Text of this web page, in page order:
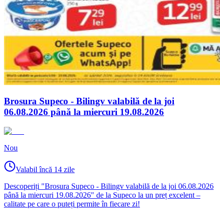
Brosura Supeco - Bilingv valabilă de la joi
06.08.2026 până la miercuri 19.08.2026
Nou
Valabil încă 14 zile
Descoperiți "Brosura Supeco - Bilingv valabilă de la joi 06.08.2026
până la miercuri 19.08.2026" de la Supeco la un preț excelent –
calitate pe care o puteți permite în fiecare zi!